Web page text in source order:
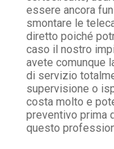
essere ancora
smontare le
diretto poiché
caso il nostro
avete comunque
di servizio
supervisione o
costa molto e
preventivo prima
questo